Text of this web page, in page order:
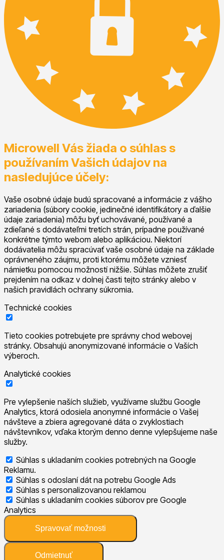
Microwell Vás žiada o súhlas s
používaním Vašich údajov na
nasledujúce účely:
Vaše osobné údaje budú spracované a informácie z vášho
zariadenia (súbory cookie, jedinečné identifikátory a ďalšie
údaje zariadenia) môžu byť uchovávané, používané a
zdieľané s dodávateľmi tretích strán, prípadne používané
konkrétne týmto webom alebo aplikáciou. Niektorí
dodávatelia môžu spracúvať vaše osobné údaje na základe
oprávneného záujmu, proti ktorému môžete vzniesť
námietku pomocou možností nižšie. Súhlas môžete zrušiť
prejdením na odkaz v dolnej časti tejto stránky alebo v
našich pravidlách ochrany súkromia.
Technické cookies
Tieto cookies potrebujete pre správny chod webovej
stránky. Obsahujú anonymizované informácie o Vaších
výberoch.
Analytické cookies
Pre vylepšenie naších služieb, využívame službu Google
Analytics, ktorá odosiela anonymné informácie o Vašej
návšteve a zbiera agregované dáta o zvyklostiach
návštevníkov, vďaka ktorým denno denne vylepšujeme naše
služby.
Súhlas s ukladaním cookies potrebných na Google
Reklamu.
Súhlas s odoslaní dát na potrebu Google Ads
Súhlas s personalizovanou reklamou
Súhlas s ukladaním cookies súborov pre Google
Analytics
Spravovať možnosti
Odmietnuť